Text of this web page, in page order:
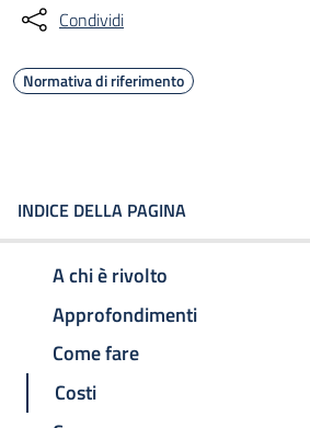
Condividi
Normativa di riferimento
INDICE DELLA PAGINA
A chi è rivolto
Approfondimenti
Come fare
Costi